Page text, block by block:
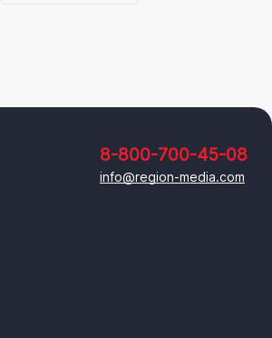
8-800-700-45-08
info@region-media.com